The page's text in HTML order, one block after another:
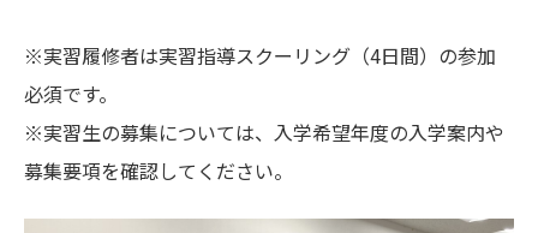
※実習履修者は実習指導スクーリング（4日間）の参加
必須です。
※実習生の募集については、入学希望年度の入学案内や
募集要項を確認してください。